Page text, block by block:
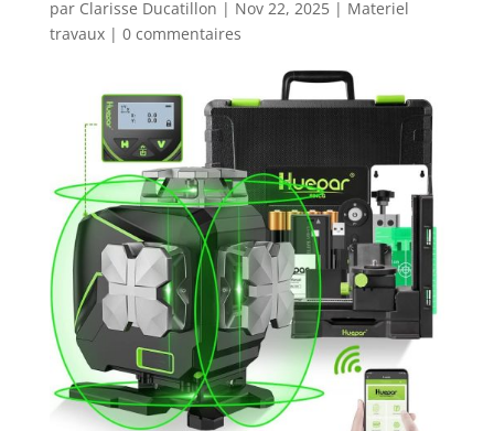
par Clarisse Ducatillon | Nov 22, 2025| Materiel
travaux| 0 commentaires